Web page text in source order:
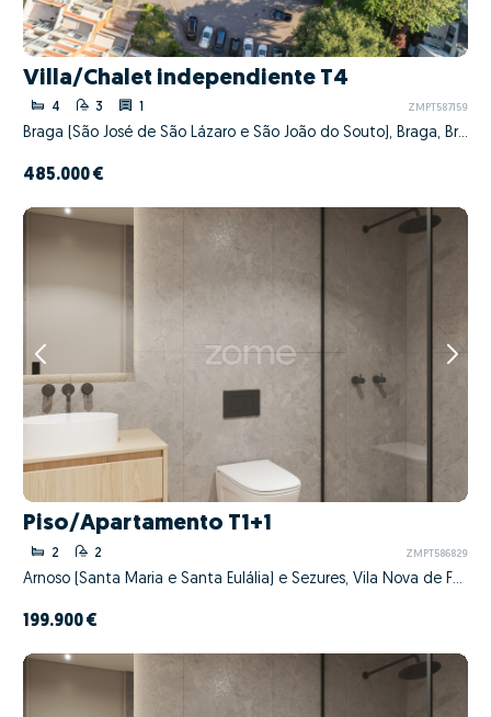
Villa/Chalet independiente T4
4 3 1 ZMPT587159
Braga (São José de São Lázaro e São João do Souto), Braga, Braga
485.000 €
Piso/Apartamento T1+1
2 2 ZMPT586829
Arnoso (Santa Maria e Santa Eulália) e Sezures, Vila Nova de Famalicão, Braga
199.900 €